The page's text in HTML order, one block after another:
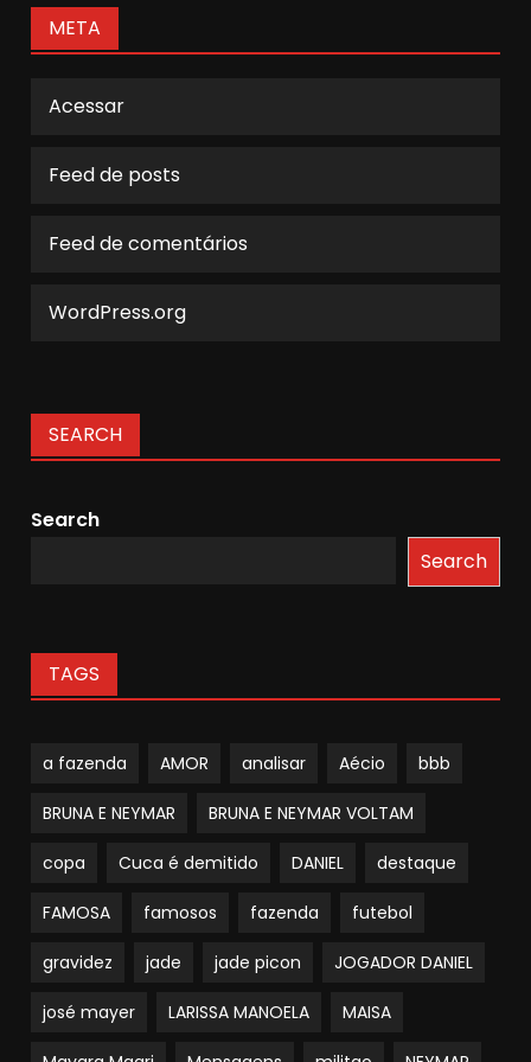
META
Acessar
Feed de posts
Feed de comentários
WordPress.org
SEARCH
Search
Search
TAGS
a fazenda AMOR analisar Aécio bbb
BRUNA E NEYMAR BRUNA E NEYMAR VOLTAM
copa Cuca é demitido DANIEL destaque
FAMOSA famosos fazenda futebol
gravidez jade jade picon JOGADOR DANIEL
josé mayer LARISSA MANOELA MAISA